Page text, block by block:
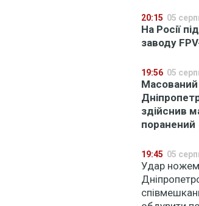
20:15 05
На Росії
заводу
19:56 05
здійснив
поранений
19:45 05
Удар ножем